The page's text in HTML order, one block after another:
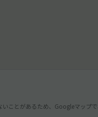
ことがあるため、Googleマップで